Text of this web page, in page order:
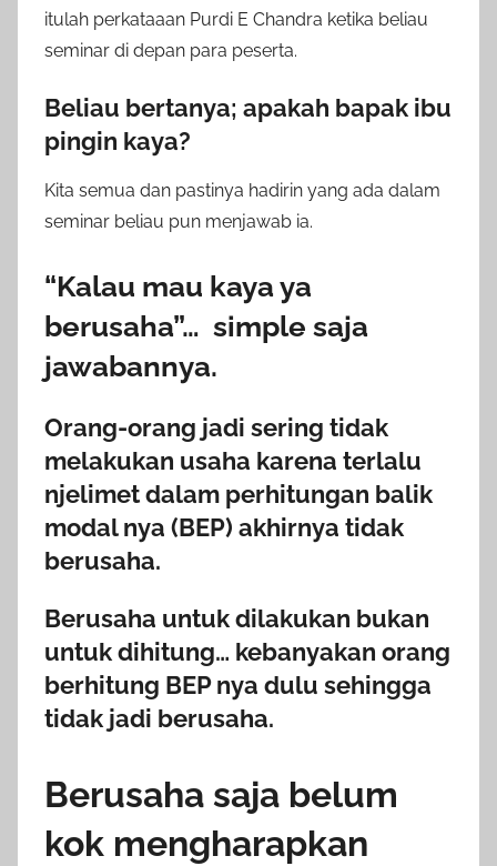
itulah perkataaan Purdi E Chandra ketika beliau
seminar di depan para peserta.
Beliau bertanya; apakah bapak ibu
pingin kaya?
Kita semua dan pastinya hadirin yang ada dalam
seminar beliau pun menjawab ia.
“Kalau mau kaya ya
berusaha”… simple saja
jawabannya.
Orang-orang jadi sering tidak
melakukan usaha karena terlalu
njelimet dalam perhitungan balik
modal nya (BEP) akhirnya tidak
berusaha.
Berusaha untuk dilakukan bukan
untuk dihitung… kebanyakan orang
berhitung BEP nya dulu sehingga
tidak jadi berusaha.
Berusaha saja belum
kok mengharapkan